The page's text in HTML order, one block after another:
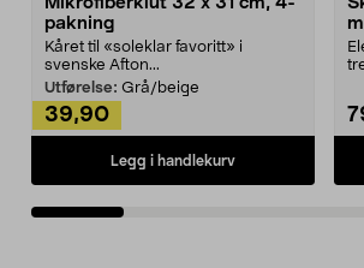
pakning
Kåret til «soleklar favoritt» i
svenske Afton...
Utførelse: Grå/beige
39,90
Legg i handlekurv